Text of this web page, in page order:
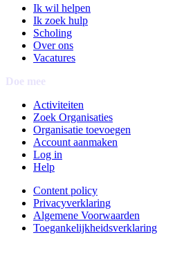
Ik wil helpen
Ik zoek hulp
Scholing
Over ons
Vacatures
Doe mee
Activiteiten
Zoek Organisaties
Organisatie toevoegen
Account aanmaken
Log in
Help
Content policy
Privacyverklaring
Algemene Voorwaarden
Toegankelijkheidsverklaring